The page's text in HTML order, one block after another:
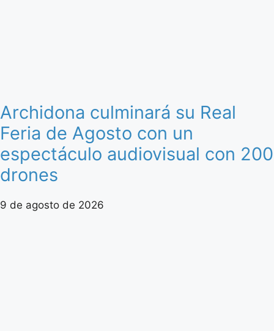
Archidona culminará su Real
Feria de Agosto con un
espectáculo audiovisual con 200
drones
9 de agosto de 2026